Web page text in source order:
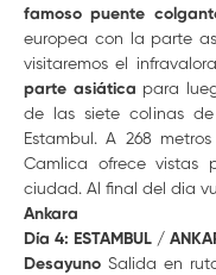
famoso puente
europea con la parte
visitaremos el
parte asiática para
de las siete colinas
Estambul. A 268
Camlica ofrece vistas
ciudad. Al final del dia
Ankara
Día 4: ESTAMBUL /
Desayuno Salida en